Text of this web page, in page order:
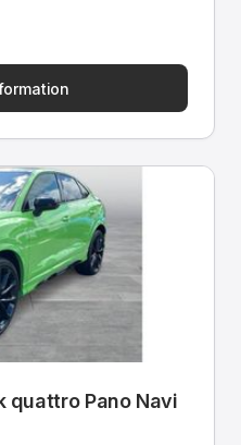
quattro Pano Navi